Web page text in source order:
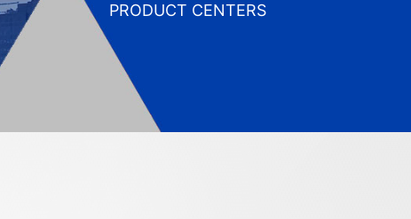
PRODUCT CENTERS